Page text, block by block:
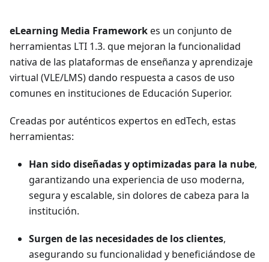
eLearning Media Frameworkes un conjunto de
herramientas LTI 1.3. que mejoran la funcionalidad
nativa de las plataformas de enseñanza y aprendizaje
virtual (VLE/LMS) dando respuesta a casos de uso
comunes en instituciones de Educación Superior.
Creadas por auténticos expertos en edTech, estas
herramientas:
Han sido diseñadas y optimizadas para la nube,
garantizando una experiencia de uso moderna,
segura y escalable, sin dolores de cabeza para la
institución.
Surgen de las necesidades de los clientes,
asegurando su funcionalidad y beneficiándose de